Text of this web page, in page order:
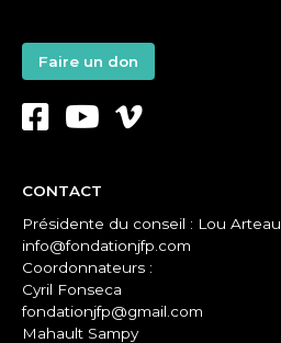
Faire un don
CONTACT
Présidente du conseil : Lou Arteau
info@fondationjfp.com
Coordonnateurs :
Cyril Fonseca
fondationjfp@gmail.com
Mahault Sampy